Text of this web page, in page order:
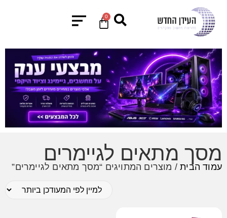
0
מסך מתאים לגיימרים
עמוד הבית/ מוצרים המתויגים “מסך מתאים לגיימרים”